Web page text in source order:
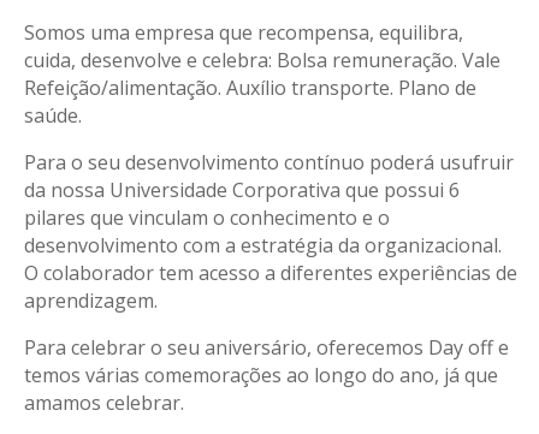
Somos uma empresa que recompensa, equilibra,
cuida, desenvolve e celebra: Bolsa remuneração. Vale
Refeição/alimentação. Auxílio transporte. Plano de
saúde.
Para o seu desenvolvimento contínuo poderá usufruir
da nossa Universidade Corporativa que possui 6
pilares que vinculam o conhecimento e o
desenvolvimento com a estratégia da organizacional.
O colaborador tem acesso a diferentes experiências de
aprendizagem.
Para celebrar o seu aniversário, oferecemos Day off e
temos várias comemorações ao longo do ano, já que
amamos celebrar.